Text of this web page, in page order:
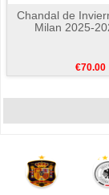
Chandal de
Milan 2025-
€70.00